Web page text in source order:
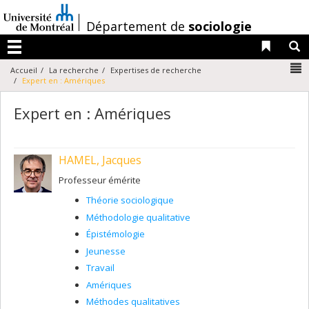
au
contenu
/Département de sociologie
Menu
Liens
Accueil La recherche
Expertises de recherche
Expert en : Amériques
Expert en : Amériques
HAMEL, Jacques
Professeur émérite
Théorie sociologique
Méthodologie qualitative
Épistémologie
Jeunesse
Travail
Amériques
Méthodes qualitatives